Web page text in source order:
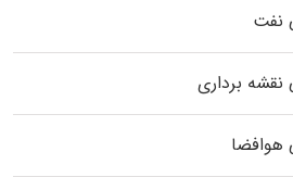
نفت
برداری
هوافضا